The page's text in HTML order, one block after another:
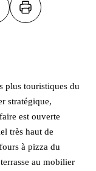
Imprimer
plus touristiques du
stratégique,
est ouverte
très haut de
à pizza du
au mobilier